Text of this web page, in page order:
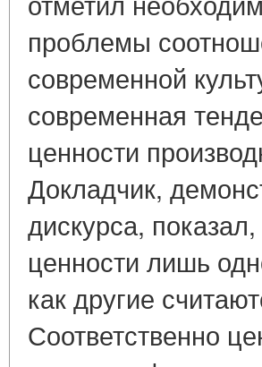
проблемы
современной
современная
ценности
Докладчик,
дискурса,
ценности лишь
как другие
Соответственно